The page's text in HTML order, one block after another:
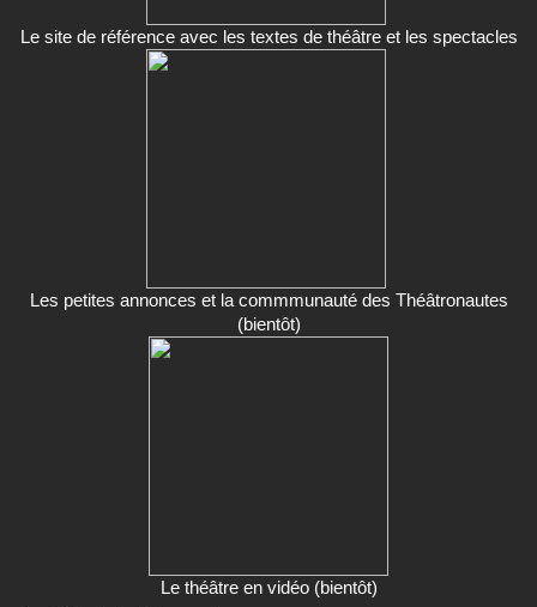
Le site de référence avec les textes de théâtre et les spectacles
Les petites annonces et la commmunauté des Théâtronautes
(bientôt)
Le théâtre en vidéo (bientôt)